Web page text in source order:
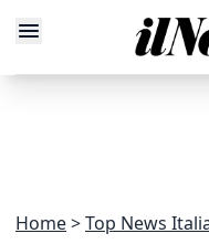
Home Top News